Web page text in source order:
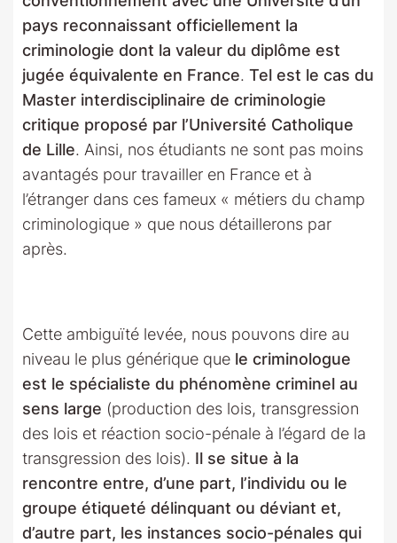
pays reconnaissant officiellement la
criminologie dont la valeur du diplôme est
jugée équivalente en France. Tel est le cas du
Master interdisciplinaire de criminologie
critique proposé par l’Université Catholique
de Lille. Ainsi, nos étudiants ne sont pas moins
avantagés pour travailler en France et à
l’étranger dans ces fameux « métiers du champ
criminologique » que nous détaillerons par
après.
Cette ambiguïté levée, nous pouvons dire au
niveau le plus générique que le criminologue
est le spécialiste du phénomène criminel au
sens large (production des lois, transgression
des lois et réaction socio-pénale à l’égard de la
transgression des lois). Il se situe à la
rencontre entre, d’une part, l’individu ou le
groupe étiqueté délinquant ou déviant et,
d’autre part, les instances socio-pénales qui